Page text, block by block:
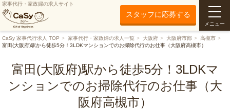
家事代行・家政婦の求人サイト
スタッフに応募する
メニュー
CaSy 家事代行求人 TOP 家事代行・家政婦の求人一覧 大阪府 大阪府市部
高槻市
富田(大阪府)駅から徒歩5分！3LDKマンションでのお掃除代行のお仕事（大阪府高槻市）
富田(大阪府)駅から徒歩5分！3LDKマ
ンションでのお掃除代行のお仕事（大
阪府高槻市）